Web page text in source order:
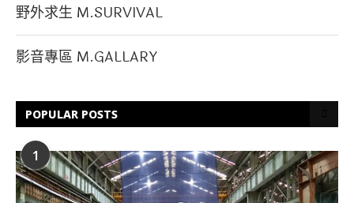
野外求生 M.SURVIVAL
影音專區 M.GALLARY
POPULAR POSTS
1